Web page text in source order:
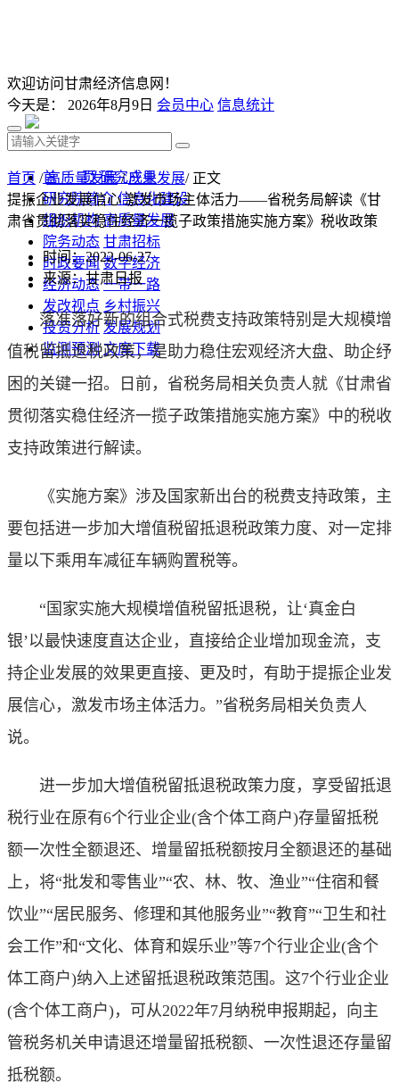
欢迎访问甘肃经济信息网！
今天是： 2026年8月9日 会员中心 信息统计
首 页 研究成果
研究院简介 信息化建设
组织机构 高质量发展
院务动态 甘肃招标
时政要闻 数字经济
经济动态 一带一路
发改视点 乡村振兴
投资分析 发展规划
监测预测 文库下载
首页 /高质量发展/产业发展/ 正文
提振企业发展信心 激发市场主体活力——省税务局解读《甘
肃省贯彻落实稳住经济一揽子政策措施实施方案》税收政策
时间：2022-06-27
来源：甘肃日报
落准落好新的组合式税费支持政策特别是大规模增
值税留抵退税政策，是助力稳住宏观经济大盘、助企纾
困的关键一招。日前，省税务局相关负责人就《甘肃省
贯彻落实稳住经济一揽子政策措施实施方案》中的税收
支持政策进行解读。
《实施方案》涉及国家新出台的税费支持政策，主
要包括进一步加大增值税留抵退税政策力度、对一定排
量以下乘用车减征车辆购置税等。
“国家实施大规模增值税留抵退税，让‘真金白
银’以最快速度直达企业，直接给企业增加现金流，支
持企业发展的效果更直接、更及时，有助于提振企业发
展信心，激发市场主体活力。”省税务局相关负责人
说。
进一步加大增值税留抵退税政策力度，享受留抵退
税行业在原有6个行业企业(含个体工商户)存量留抵税
额一次性全额退还、增量留抵税额按月全额退还的基础
上，将“批发和零售业”“农、林、牧、渔业”“住宿和餐
饮业”“居民服务、修理和其他服务业”“教育”“卫生和社
会工作”和“文化、体育和娱乐业”等7个行业企业(含个
体工商户)纳入上述留抵退税政策范围。这7个行业企业
(含个体工商户)，可从2022年7月纳税申报期起，向主
管税务机关申请退还增量留抵税额、一次性退还存量留
抵税额。